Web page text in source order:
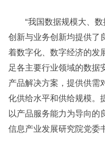
“我国数据规模大、数
创新与业务创新均提供了
着数字化、数字经济的发
足各主要行业领域的数据
产品解决方案，提供供需
化供给水平和供给规模。
以产品服务能力为导向的
信息产业发展研究院党委